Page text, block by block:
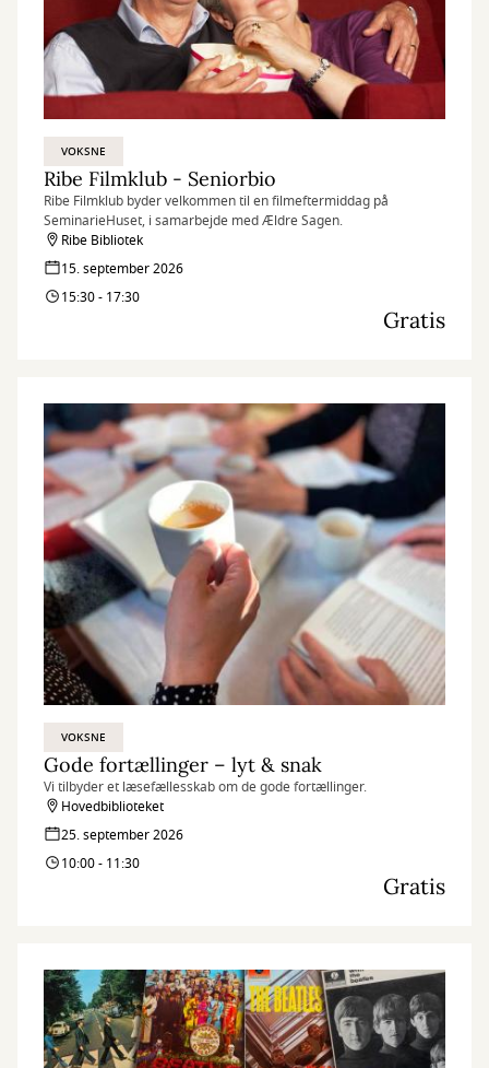
VOKSNE
Ribe Filmklub - Seniorbio
Ribe Filmklub byder velkommen til en filmeftermiddag på
SeminarieHuset, i samarbejde med Ældre Sagen.
Ribe Bibliotek
15. september 2026
15:30 - 17:30
Gratis
VOKSNE
Gode fortællinger – lyt & snak
Vi tilbyder et læsefællesskab om de gode fortællinger.
Hovedbiblioteket
25. september 2026
10:00 - 11:30
Gratis